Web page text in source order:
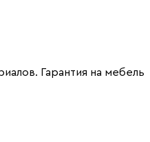
Гарантия на мебель